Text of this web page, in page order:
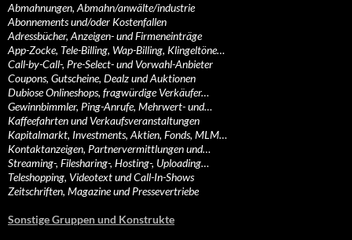
Abmahnungen, Abmahn/anwälte/industrie
Abonnements und/oder Kostenfallen
Adressbücher, Anzeigen- und Firmeneinträge
App-Zocke, Tele-Billing, Wap-Billing, Klingeltöne…
Call-by-Call-, Pre-Select- und Vorwahl-Anbieter
Coupons, Gutscheine, Dealz und Auktionen
Dubiose Onlineshops, fragwürdige Verkäufer…
Gewinnbimmler, Ping-Anrufe, Mehrwert- und…
Kaffeefahrten und Verkaufsveranstaltungen
Kapitalmarkt, Investments, Aktien, Fonds, MLM…
Kontaktanzeigen, Partnervermittlungen und…
Streaming-, Filesharing-, Hosting-, Uploading…
Teleshopping, Videotext und Call-In-Shows
Zeitschriften, Magazine und Pressevertriebe
Sonstige Gruppen und Konstrukte